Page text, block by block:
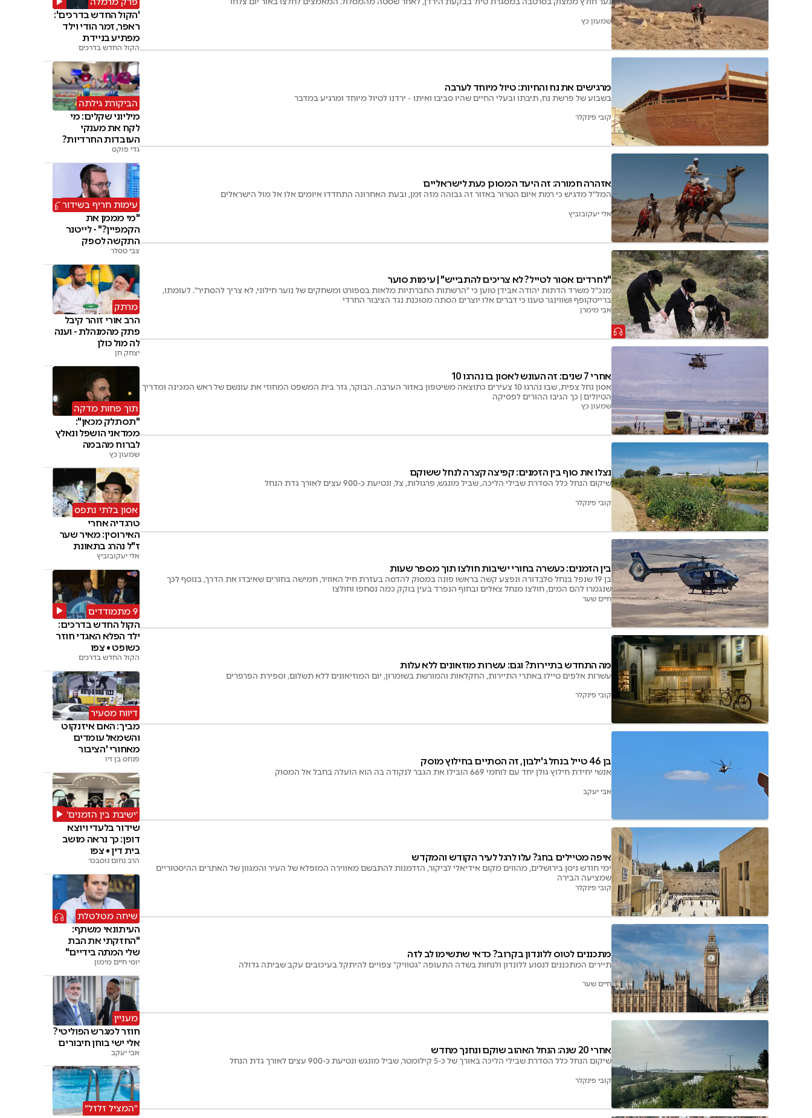
שמעון כץ
מרגישים את נח והחיות: טיול מיוחד לערבה
בשבוע של פרשת נח, תיבתו ובעלי החיים שהיו סביבו ואיתו - ירדנו לטיול מיוחד ומרגיע במדבר
קובי פינקלר
אזהרה חמורה: זה היעד המסוכן כעת לישראליים
המל"ל מדגיש כי רמת איום הטרור באזור זה גבוהה מזה זמן, ובעת האחרונה התחדדו איומים אלו אל מול הישראלים
אלי יעקובוביץ
"לחרדים אסור לטייל? לא צריכים להתבייש" | עימות סוער
מנכ"ל משרד הדתות יהודה אבידן טוען כי "הרשתות החברתיות מלאות בספורט ומשחקים של נוער חילוני, לא צריך להסתיר". לעומתו,
ברייטקופף ושווינגר טענו כי דברים אלו יוצרים הסתה מסוכנת נגד הציבור החרדי
אבי מימרן
אחרי 7 שנים: זה העונש לאסון בו נהרגו 10
אסון נחל צפית, שבו נהרגו 10 צעירים כתוצאה משיטפון באזור הערבה. הבוקר, גזר בית המשפט המחוזי את עונשם של ראש המכינה ומדריך
הטיולים | כך הגיבו ההורים לפסיקה
שמעון כץ
נצלו את סוף בין הזמנים: קפיצה קצרה לנחל ששוקם
שיקום הנחל כלל הסדרת שבילי הליכה, שביל מונגש, פרגולות, צל, ונטיעת כ-900 עצים לאורך גדת הנחל
קובי פינקלר
בין הזמנים: כעשרה בחורי ישיבות חולצו תוך מספר שעות
בן 19 שנפל בנחל סלבדורה ונפצע קשה בראשו פונה במסוק להדסה בעזרת חיל האוויר, חמישה בחורים שאיבדו את הדרך, בנוסף לכך
שנגמרו להם המים, חולצו מנחל צאלים ובחוף הנפרד בעין בוקק כמה נסחפו וחולצו
חיים שער
מה התחדש בתיירות? וגם: עשרות מוזאונים ללא עלות
עשרות אלפים טיילו באתרי התיירות, החקלאות והמורשת בשומרון, יום המוזיאונים ללא תשלום, וספירת הפרפרים
קובי פינקלר
בן 46 טייל בנחל ג'ילבון, זה הסתיים בחילוץ מוסק
אנשי יחידת חילוץ גולן יחד עם לוחמי 669 הובילו את הגבר לנקודה בה הוא הועלה בחבל אל המסוק
אבי יעקב
איפה מטיילים בחג? עלו לרגל לעיר הקודש והמקדש
ימי חודש ניסן בירושלים, מהווים מקום אידיאלי לביקור, הזדמנות להתבשם מאווירה המופלא של העיר והמגוון של האתרים ההיסטוריים
שמציעה הבירה
קובי פינקלר
מתכננים לטוס ללונדון בקרוב? כדאי שתשימו לב לזה
תיירים המתכננים לנסוע ללונדון ולנחות בשדה התעופה "גטוויק" צפויים להיתקל בעיכובים עקב שביתה גדולה
חיים שער
אחרי 20 שנה: הנחל האהוב שוקם ונחנך מחדש
שיקום הנחל כלל הסדרת שבילי הליכה באורך של כ-5 קילומטר, שביל מונגש ונטיעת כ-900 עצים לאורך גדת הנחל
קובי פינקלר
'הקול החדש בדרכים':
ראפר, זמר הודי וילד
מפתיע בניידת
הקול החדש בדרכים
הביקורת גילתה
מיליוני שקלים: מי
לקח את מענקי
העובדות החרדיות?
גדי פוקס
עימות חריף בשידור
"מי מממן את
הקמפיין?" - לייטנר
התקשה לספק
תשובות
צבי טסלר
מרתק
הרב אורי זוהר קיבל
פתק מהמנהלת - וענה
לה מול כולן
יצחק חן
תוך פחות מדקה
"תסתלק מכאן":
ממדאני הושפל ונאלץ
לברוח מהבמה
שמעון כץ
אסון בלתי נתפס
טרגדיה אחרי
האירוסין: מאיר שער
ז"ל נהרג בתאונת
רייזר
אלי יעקובוביץ
9 מתמודדים
הקול החדש בדרכים:
ילד הפלא האגדי חוזר
כשופט • צפו
הקול החדש בדרכים
דיווח מסעיר
מביך: האם איזנקוט
והשמאל עומדים
מאחורי 'הציבור
החרדי'
פנחס בן זיו
'ישיבת בין הזמנים'
שידור בלעדי ויוצא
דופן: כך נראה מושב
בית דין • צפו
הרב נחום נוסבכר
שיחה מטלטלת
העיתונאי משתף:
"החזקתי את הבת
שלי המתה בידיים"
יוסי חיים מימון
מעניין
חוזר למגרש הפוליטי?
אלי ישי בוחן חיבורים
אבי יעקב
"המציל זלזל"